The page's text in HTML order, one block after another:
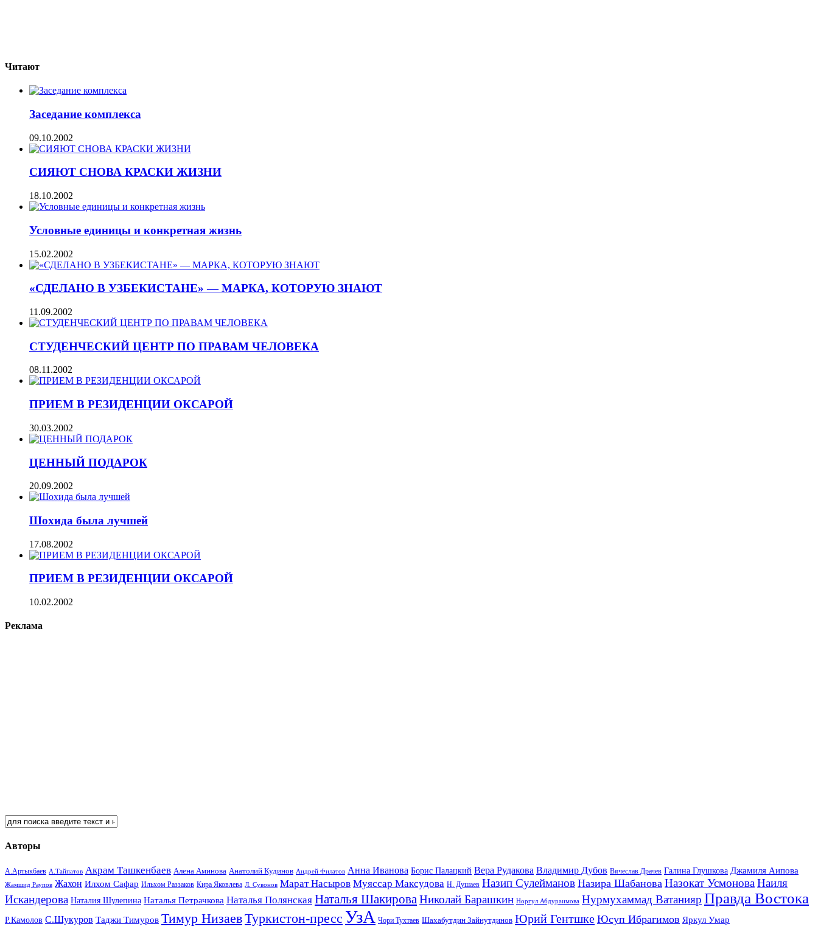
Читают
Заседание комплекса
09.10.2002
СИЯЮТ СНОВА КРАСКИ ЖИЗНИ
18.10.2002
Условные единицы и конкретная жизнь
15.02.2002
«СДЕЛАНО В УЗБЕКИСТАНЕ» — МАРКА, КОТОРУЮ ЗНАЮТ
11.09.2002
СТУДЕНЧЕСКИЙ ЦЕНТР ПО ПРАВАМ ЧЕЛОВЕКА
08.11.2002
ПРИЕМ В РЕЗИДЕНЦИИ ОКСАРОЙ
30.03.2002
ЦЕННЫЙ ПОДАРОК
20.09.2002
Шохида была лучшей
17.08.2002
ПРИЕМ В РЕЗИДЕНЦИИ ОКСАРОЙ
10.02.2002
Реклама
Авторы
А.Артыкбаев А.Тайпатов Акрам Ташкенбаев Алена Аминова Анатолий Кудинов Андрей Филатов Анна Иванова Борис Палацкий Вера Рудакова Владимир Дубов Вячеслав Драчев Галина Глушкова Джамиля Аипова
Жамшид Раупов Жахон Илхом Сафар Ильхом Раззаков Кира Яковлева Л. Сувонов Марат Насыров Муяссар Максудова Н. Душаев Назип Сулейманов Назира Шабанова Назокат УсмоноваНаиля
Искандерова Наталия Шулепина Наталья Петрачкова Наталья Полянская Наталья Шакирова Николай Барашкин Норгул Абдураимова Нурмухаммад Ватанияр Правда Востока
Р.Камолов С.Шукуров Таджи Тимуров Тимур НизаевТуркистон-пресс УзА Чори Тухтаев Шахабутдин Зайнутдинов Юрий Гентшке Юсуп Ибрагимов Яркул Умар